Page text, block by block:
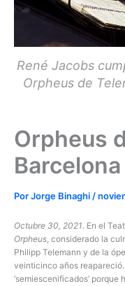
René Jacobs
Orpheus de
Orpheus
Barcelona
PorJorge Binaghi /
Octubre 30, 2021. En el
Orpheus, considerado la
Philipp Telemann y de la
veinticinco años
‘semiescenificados’